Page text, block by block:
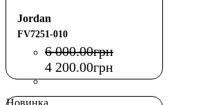
Jordan
FV7251-010
6 000.00грн
4 200.00грн
Новинка